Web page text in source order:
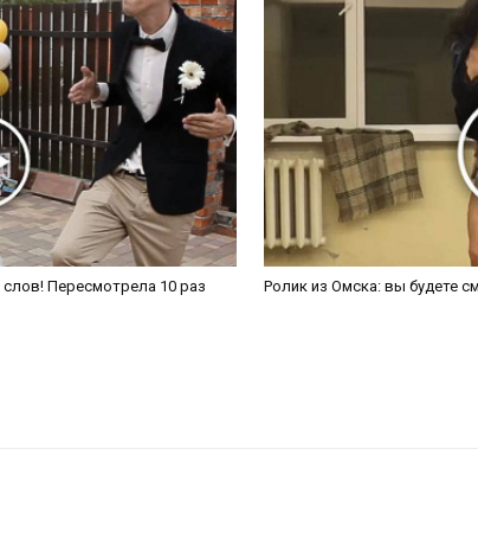
Пересмотрела 10 раз Ролик из Омска: вы будете